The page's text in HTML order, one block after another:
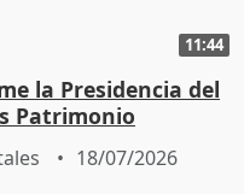
11:44
la Presidencia del
Patrimonio
18/07/2026